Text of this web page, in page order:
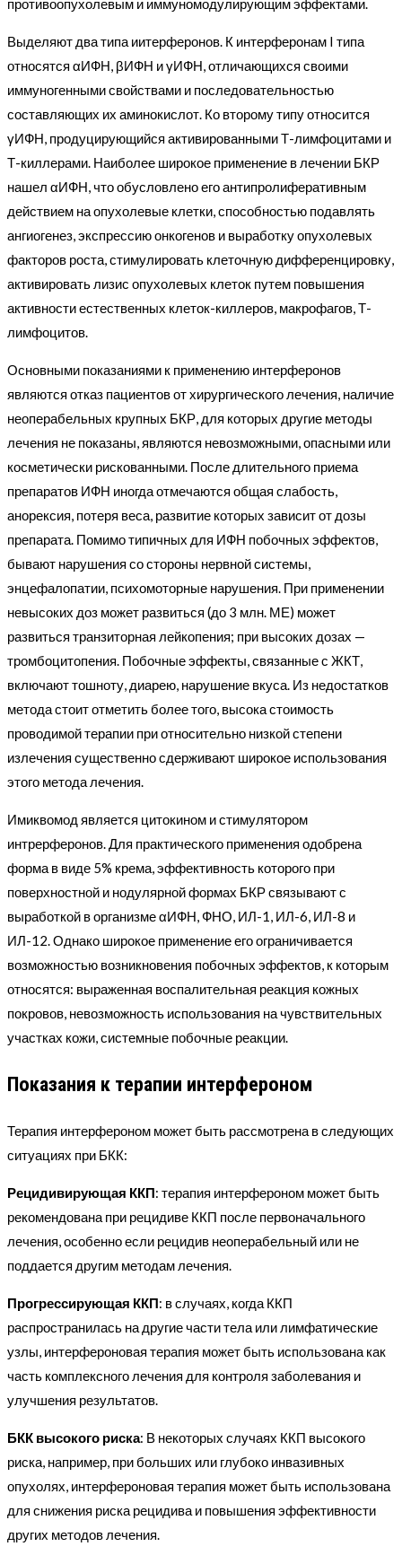
противоопухолевым и иммуномодулирующим эффектами.
Выделяют два типа иитерферонов. К интерферонам I типа
относятся αИФН, βИФН и γИФН, отличающихся своими
иммуногенными свойствами и последовательностью
составляющих их аминокислот. Ко второму типу относится
γИФН, продуцирующийся активированными Т-лимфоцитами и
Т-киллерами. Наиболее широкое применение в лечении БКР
нашел αИФН, что обусловлено его антипролиферативным
действием на опухолевые клетки, способностью подавлять
ангиогенез, экспрессию онкогенов и выработку опухолевых
факторов роста, стимулировать клеточную дифференцировку,
активировать лизис опухолевых клеток путем повышения
активности естественных клеток-киллеров, макрофагов, Т-
лимфоцитов.
Основными показаниями к применению интерферонов
являются отказ пациентов от хирургического лечения, наличие
неоперабельных крупных БКР, для которых другие методы
лечения не показаны, являются невозможными, опасными или
косметически рискованными. После длительного приема
препаратов ИФН иногда отмечаются общая слабость,
анорексия, потеря веса, развитие которых зависит от дозы
препарата. Помимо типичных для ИФН побочных эффектов,
бывают нарушения со стороны нервной системы,
энцефалопатии, психомоторные нарушения. При применении
невысоких доз может развиться (до 3 млн. МЕ) может
развиться транзиторная лейкопения; при высоких дозах —
тромбоцитопения. Побочные эффекты, связанные с ЖКТ,
включают тошноту, диарею, нарушение вкуса. Из недостатков
метода стоит отметить более того, высока стоимость
проводимой терапии при относительно низкой степени
излечения существенно сдерживают широкое использования
этого метода лечения.
Имиквомод является цитокином и стимулятором
интрерферонов. Для практического применения одобрена
форма в виде 5% крема, эффективность которого при
поверхностной и нодулярной формах БКР связывают с
выработкой в организме αИФН, ФНО, ИЛ-1, ИЛ-6, ИЛ-8 и
ИЛ-12. Однако широкое применение его ограничивается
возможностью возникновения побочных эффектов, к которым
относятся: выраженная воспалительная реакция кожных
покровов, невозможность использования на чувствительных
участках кожи, системные побочные реакции.
Показания к терапии интерфероном
Терапия интерфероном может быть рассмотрена в следующих
ситуациях при БКК:
Рецидивирующая ККП: терапия интерфероном может быть
рекомендована при рецидиве ККП после первоначального
лечения, особенно если рецидив неоперабельный или не
поддается другим методам лечения.
Прогрессирующая ККП: в случаях, когда ККП
распространилась на другие части тела или лимфатические
узлы, интерфероновая терапия может быть использована как
часть комплексного лечения для контроля заболевания и
улучшения результатов.
БКК высокого риска: В некоторых случаях ККП высокого
риска, например, при больших или глубоко инвазивных
опухолях, интерфероновая терапия может быть использована
для снижения риска рецидива и повышения эффективности
других методов лечения.